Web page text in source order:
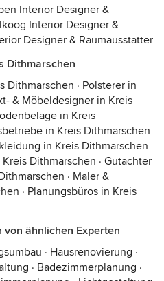
Interior Designer &
Interior Designer &
Designer & Raumausstatter
Dithmarschen
Dithmarschen · Polsterer in
& Möbeldesigner in Kreis
in Kreis
in Kreis Dithmarschen
in Kreis Dithmarschen
Dithmarschen · Gutachter
· Maler &
· Planungsbüros in Kreis
ähnlichen Experten
· Hausrenovierung ·
· Badezimmerplanung ·